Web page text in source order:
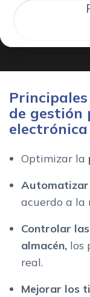
de
electrónica
Optimizar la
Automatizar
acuerdo a la
Controlar
almacén, los
real.
Mejorar los